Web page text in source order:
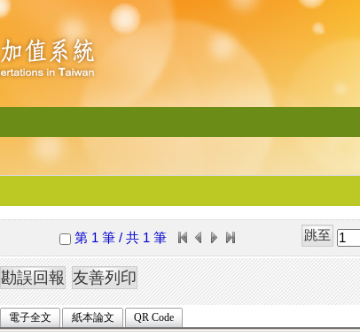
第 1 筆 / 共 1 筆
電子全文 紙本論文 QR Code